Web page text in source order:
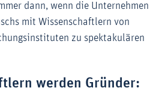
dann, wenn die Unternehmen
mit Wissenschaftlern von
zu spektakulären
werden Gründer: